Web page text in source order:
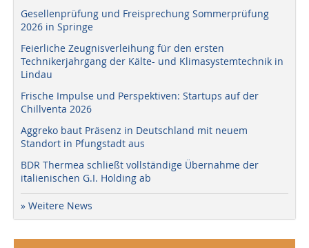
Gesellenprüfung und Freisprechung Sommerprüfung
2026 in Springe
Feierliche Zeugnisverleihung für den ersten
Technikerjahrgang der Kälte- und Klimasystemtechnik in
Lindau
Frische Impulse und Perspektiven: Startups auf der
Chillventa 2026
Aggreko baut Präsenz in Deutschland mit neuem
Standort in Pfungstadt aus
BDR Thermea schließt vollständige Übernahme der
italienischen G.I. Holding ab
» Weitere News